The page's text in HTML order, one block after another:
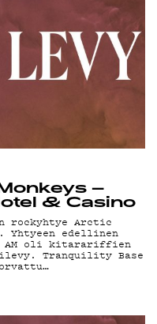
–
& Casino
Arctic
Yhtyeen edellinen
AM oli kitarariffien
Tranquility Base